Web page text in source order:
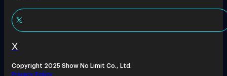
X
Copyright 2025 Show No Limit Co., Ltd.
Privacy Policy